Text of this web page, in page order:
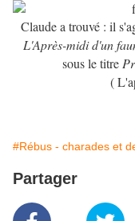
Claude a trouvé : il
L'Après-midi d'un
sous le titre
(
#Rébus - charades et
Partager